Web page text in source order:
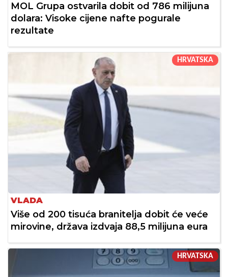
MOL Grupa ostvarila dobit od 786 milijuna
dolara: Visoke cijene nafte pogurale
rezultate
HRVATSKA
VLADA
Više od 200 tisuća branitelja dobit će veće
mirovine, država izdvaja 88,5 milijuna eura
HRVATSKA